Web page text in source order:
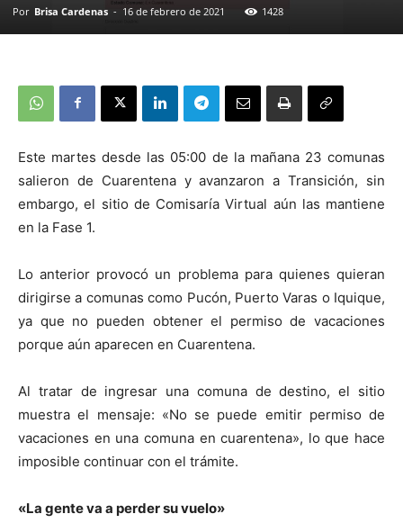
Por Brisa Cardenas - 16 de febrero de 2021 1428
Este martes desde las 05:00 de la mañana 23 comunas
salieron de Cuarentena y avanzaron a Transición, sin
embargo, el sitio de Comisaría Virtual aún las mantiene
en la Fase 1.
Lo anterior provocó un problema para quienes quieran
dirigirse a comunas como Pucón, Puerto Varas o Iquique,
ya que no pueden obtener el permiso de vacaciones
porque aún aparecen en Cuarentena.
Al tratar de ingresar una comuna de destino, el sitio
muestra el mensaje: «No se puede emitir permiso de
vacaciones en una comuna en cuarentena», lo que hace
imposible continuar con el trámite.
«La gente va a perder su vuelo»